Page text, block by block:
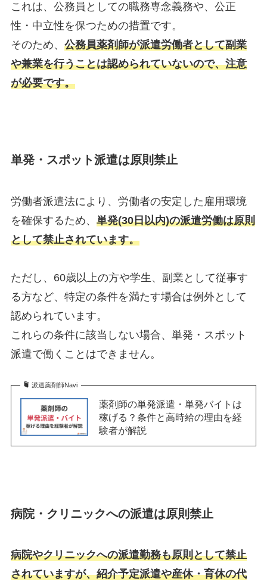
これは、公務員としての職務専念義務や、公正
性・中立性を保つための措置です。
そのため、 公務員薬剤師が派遣労働者として副業
や兼業を行うことは認められていないので、注意
が必要です。
単発・スポット派遣は原則禁止
労働者派遣法により、労働者の安定した雇用環境
を確保するため、 単発(30日以内)の派遣労働は原則
として禁止されています。
ただし、60歳以上の方や学生、副業として従事す
る方など、特定の条件を満たす場合は例外として
認められています。
これらの条件に該当しない場合、単発・スポット
派遣で働くことはできません。
派遣薬剤師Navi
薬剤師の単発派遣・単発バイトは
稼げる？条件と高時給の理由を経
験者が解説
病院・クリニックへの派遣は原則禁止
病院やクリニックへの派遣勤務も原則として禁止
されていますが、紹介予定派遣や産休・育休の代